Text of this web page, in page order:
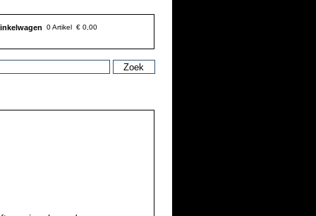
0 Artikel € 0,00